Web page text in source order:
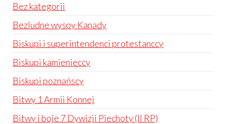
Bez kategorii
Bezludne wyspy Kanady
Biskupi i superintendenci protestanccy
Biskupi kamienieccy
Biskupi poznańscy
Bitwy 1 Armii Konnej
Bitwy i boje 7 Dywizji Piechoty (II RP)